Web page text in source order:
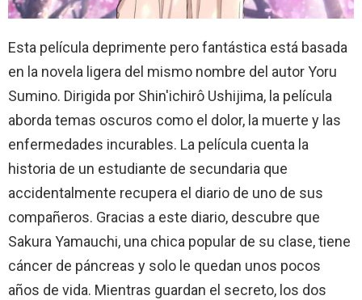
Esta película deprimente pero fantástica está basada
en la novela ligera del mismo nombre del autor Yoru
Sumino. Dirigida por Shin'ichirô Ushijima, la película
aborda temas oscuros como el dolor, la muerte y las
enfermedades incurables. La película cuenta la
historia de un estudiante de secundaria que
accidentalmente recupera el diario de uno de sus
compañeros. Gracias a este diario, descubre que
Sakura Yamauchi, una chica popular de su clase, tiene
cáncer de páncreas y solo le quedan unos pocos
años de vida. Mientras guardan el secreto, los dos